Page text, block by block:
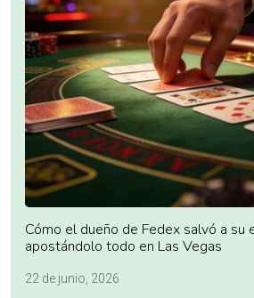
Cómo el dueño de Fedex salvó a su
apostándolo todo en Las Vegas
22 de junio, 2026